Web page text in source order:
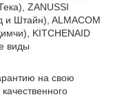
ZANUSSI
и Штайн), ALMACOM
KITCHENAID
виды
на свою